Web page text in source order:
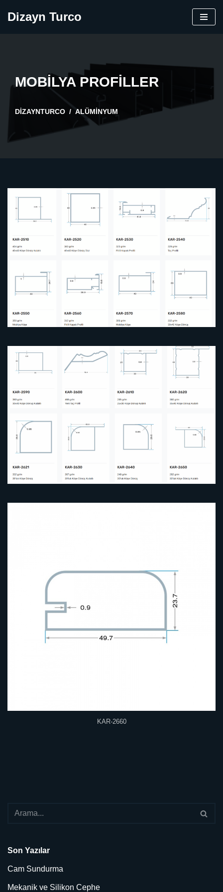
Dizayn Turco
MOBİLYA PROFİLLER
DIZAYNTURCO ALÜMINYUM
KAR-2660
Son Yazılar
Cam Sundurma
Mekanik ve Silikon Cephe